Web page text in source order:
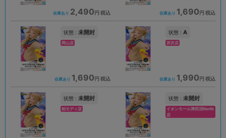
在庫あり 2,490 円 税込 在庫あり 1,690 円 税込
状態 : 未開封
岡山店
在庫あり 1,690 円 税込
状態 : A
所沢店
在庫あり 1,990 円 税込
状態 : 未開封
柏モディ店
状態 : 未開封
イオンモール津田沼North
店